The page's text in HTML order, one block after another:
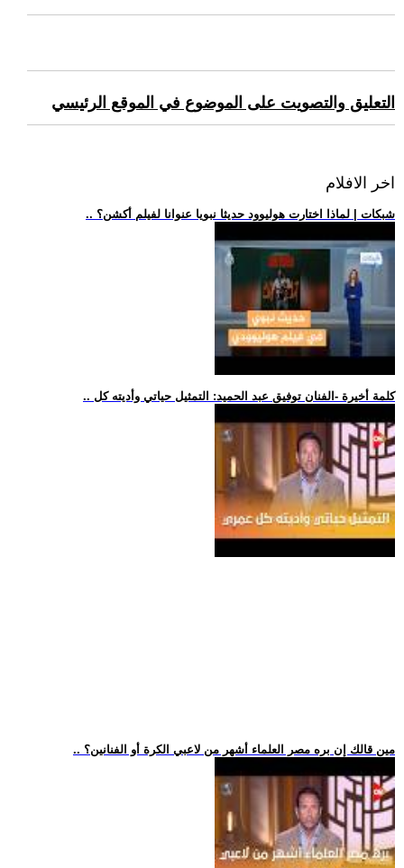
التعليق والتصويت على الموضوع في الموقع الرئيسي
اخر الافلام
.. شبكات | لماذا اختارت هوليوود حديثا نبويا عنوانا لفيلم أكشن؟
.. كلمة أخيرة -الفنان توفيق عبد الحميد: التمثيل حياتي وأديته كل
.. مين قالك إن بره مصر العلماء أشهر من لاعبي الكرة أو الفنانين؟